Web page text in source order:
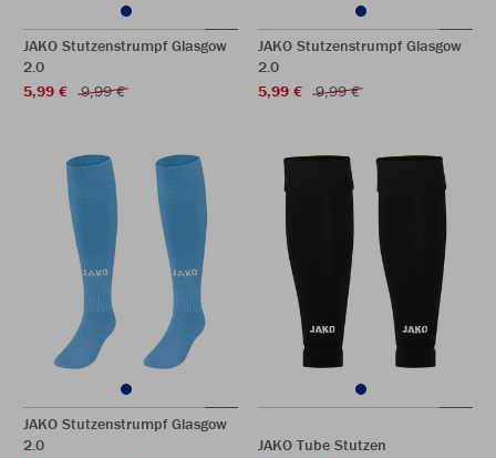
JAKO Stutzenstrumpf Glasgow
2.0
5,99 €
9,99 €
JAKO Stutzenstrumpf Glasgow
2.0
5,99 €
9,99 €
JAKO Stutzenstrumpf Glasgow
2.0
JAKO Tube Stutzen